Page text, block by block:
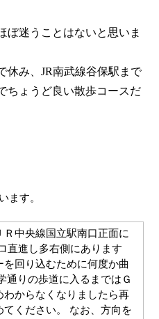
ぼ迷うことはないと思いま
休み、JR南武線谷保駅まで
ちょうど良い散歩コースだ
ます。
Ｒ中央線国立駅南口正面に
直進し多右側にあります
回り込むために何度か曲
通りの歩道に入るまではＧ
わからなくなりましたら再
ください。 なお、方向を